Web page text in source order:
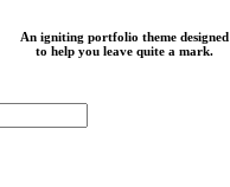
An igniting portfolio theme designed
to help you leave quite a mark.